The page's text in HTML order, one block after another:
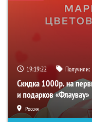
19:19:21 Получили:
Скидка 1000р. на
и подарков «Флаувау»
Россия